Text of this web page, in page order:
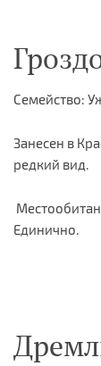
Семейство:
Занесен в
редкий вид.
Единично.